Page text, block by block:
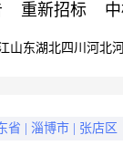
重新招标
山东湖北四川 河北
省 淄博市 张店区